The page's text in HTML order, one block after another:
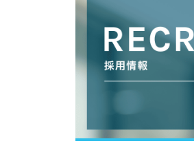
SERVICE